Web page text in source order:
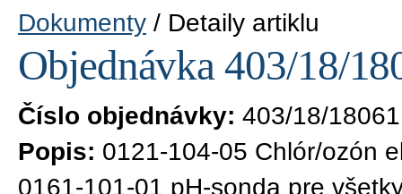
Dokumenty Detaily artiklu
Objednávka 403/18/
Číslo objednávky: 403/18/18061
Popis: 0121-104-05 Chlór/ozón
0161-101-01 pH-sonda pre